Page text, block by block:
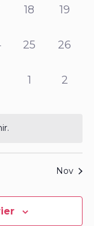
0
18
0
19
0
25
0
26
0
1
0
2
Nov